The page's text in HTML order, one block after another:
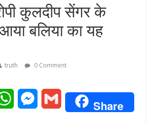
कुलदीप सेंगर के
बलिया का यह
truth 0 Comment
W
M
Share